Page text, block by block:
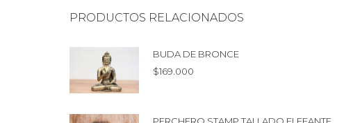
PRODUCTOS RELACIONADOS
BUDA DE BRONCE
$169.000
PERCHERO STAMP TALLADO ELEFANTE